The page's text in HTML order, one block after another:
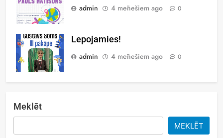
admin
4 mēnešiem ago 0
Lepojamies!
admin
4 mēnešiem ago 0
Meklēt
MEKLĒT